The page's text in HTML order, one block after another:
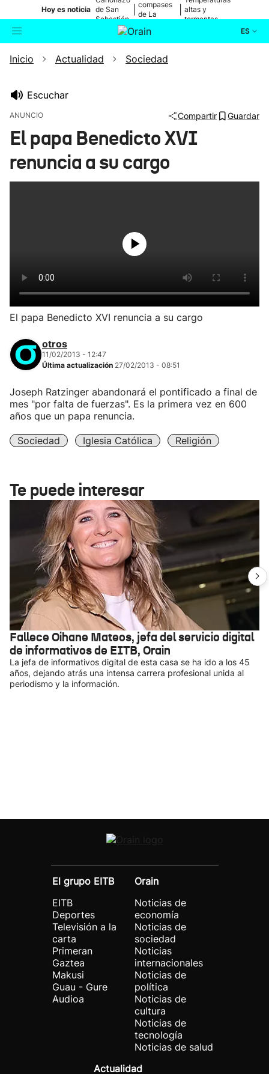
Hoy es noticia de San
Sebastián
compases
de La
altas y
tormentas
ES
Buscador Actualidad
Ikusmiran
Inicio Actualidad Sociedad
Escuchar
ANUNCIO Compartir Guardar
El papa Benedicto XVI
renuncia a su cargo
El papa Benedicto XVI renuncia a su cargo
otros
11/02/2013 - 12:47
Última actualización 27/02/2013 - 08:51
Joseph Ratzinger abandonará el pontificado a final de
mes "por falta de fuerzas". Es la primera vez en 600
años que un papa renuncia.
Sociedad Iglesia Católica Religión
Te puede interesar
Fallece Oihane Mateos, jefa del servicio digital
de informativos de EITB, Orain
La jefa de informativos digital de esta casa se ha ido a los 45
años, dejando atrás una intensa carrera profesional unida al
periodismo y la información.
El grupo EITB
EITB
Deportes
Televisión a la
carta
Primeran
Gaztea
Makusi
Guau - Gure
Audioa
Orain
Noticias de
economía
Noticias de
sociedad
Noticias
internacionales
Noticias de
política
Noticias de
cultura
Noticias de
tecnología
Noticias de salud
Actualidad